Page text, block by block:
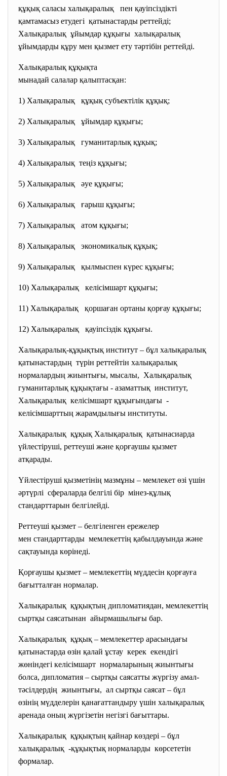
құқық саласы халықаралық пен қауіпсіздікті
қамтамасыз етудегі қатынастарды реттейді;
Халықаралық ұйымдар құқығы халықаралық
ұйымдарды құру мен қызмет ету тәртібін реттейді.
Халықаралық құқықта
мынадай салалар қалыптасқан:
1) Халықаралық құқық субъектілік құқық;
2) Халықаралық ұйымдар құқығы;
3) Халықаралық гуманитарлық құқық;
4) Халықаралық теңіз құқығы;
5) Халықаралық әуе құқығы;
6) Халықаралық ғарыш құқығы;
7) Халықаралық атом құқығы;
8) Халықаралық экономикалық құқық;
9) Халықаралық қылмыспен күрес құқығы;
10) Халықаралық келісімшарт құқығы;
11) Халықаралық қоршаған ортаны қорғау құқығы;
12) Халықаралық қауіпсіздік құқығы.
Халықаралық-құқықтық институт – бұл халықаралық
қатынастардың түрін реттейтін халықаралық
нормалардың жиынтығы, мысалы, Халықаралық
гуманитарлық құқықтағы - азаматтық институт,
Халықаралық келісімшарт құқығындағы -
келісімшарттың жарамдылығы институты.
Халықаралық құқық Халықаралық қатынасиарда
үйлестіруші, реттеуші және қорғаушы қызмет
атқарады.
Үйлестіруші қызметінің мазмұны – мемлекет өзі үшін
әртүрлі сфераларда белгілі бір мінез-құлық
стандарттарын белгілейді.
Реттеуші қызмет – белгіленген ережелер
мен стандарттарды мемлекеттің қабылдауында және
сақтауында көрінеді.
Қорғаушы қызмет – мемлекеттің мүддесін қорғауға
бағытталған нормалар.
Халықаралық құқықтың дипломатиядан, мемлекеттің
сыртқы саясатынан айырмашылығы бар.
Халықаралық құқық – мемлекеттер арасындағы
қатынастарда өзін қалай ұстау керек екендігі
жөніндегі келісімшарт нормаларының жиынтығы
болса, дипломатия – сыртқы саясатты жүргізу амал-
тәсілдердің жиынтығы, ал сыртқы саясат – бұл
өзінің мүдделерін қанағаттандыру үшін халықаралық
аренада оның жүргізетін негізгі бағыттары.
Халықаралық құқықтың қайнар көздері – бұл
халықаралық -құқықтық нормаларды көрсететін
формалар.